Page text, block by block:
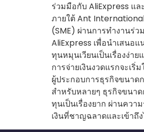
ร่วมมือกับ AliExpress แ
ภายใต้ Ant
(SME) ผ่านการทำงานร่
AliExpress เพื่อนำเสนอ
ทุนหมุนเวียนเป็นเรื่องง่า
การจ่ายเงินงวดแรกจะเ
ผู้ประกอบการธุรกิจขนาด
สำหรับหลายๆ ธุรกิจขนา
ทุนเป็นเรื่องยาก ผ่านคว
เงินที่ชาญฉลาดและเข้าถึ